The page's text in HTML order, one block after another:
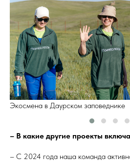
Экосмена в Даурском заповеднике
– В какие другие проекты
– С 2024 года наша команда